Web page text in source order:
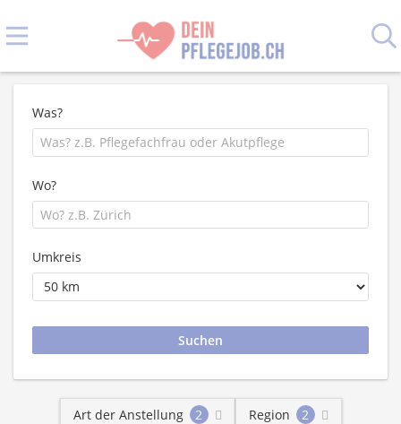
Was?
Wo?
Umkreis
Art der Anstellung 2 Region
2